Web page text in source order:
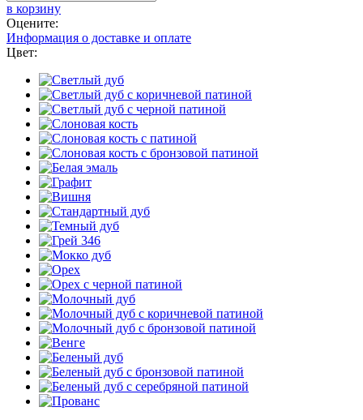
в корзину
Оцените:
Информация о доставке и оплате
Цвет: